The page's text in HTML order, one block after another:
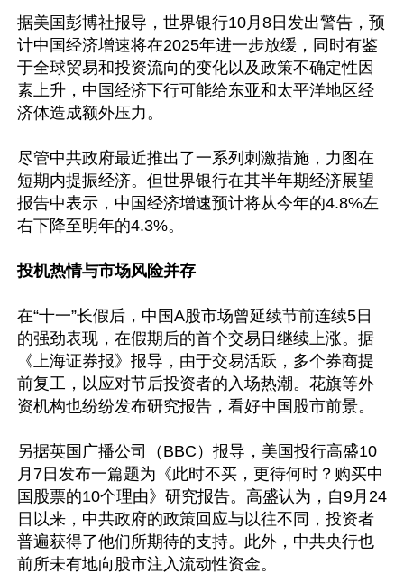
据美国彭博社报导，世界银行10月8日发出警告，预
计中国经济增速将在2025年进一步放缓，同时有鉴
于全球贸易和投资流向的变化以及政策不确定性因
素上升，中国经济下行可能给东亚和太平洋地区经
济体造成额外压力。
尽管中共政府最近推出了一系列刺激措施，力图在
短期内提振经济。但世界银行在其半年期经济展望
报告中表示，中国经济增速预计将从今年的4.8%左
右下降至明年的4.3%。
投机热情与市场风险并存
在“十一”长假后，中国A股市场曾延续节前连续5日
的强劲表现，在假期后的首个交易日继续上涨。据
《上海证券报》报导，由于交易活跃，多个券商提
前复工，以应对节后投资者的入场热潮。花旗等外
资机构也纷纷发布研究报告，看好中国股市前景。
另据英国广播公司（BBC）报导，美国投行高盛10
月7日发布一篇题为《此时不买，更待何时？购买中
国股票的10个理由》研究报告。高盛认为，自9月24
日以来，中共政府的政策回应与以往不同，投资者
普遍获得了他们所期待的支持。此外，中共央行也
前所未有地向股市注入流动性资金。